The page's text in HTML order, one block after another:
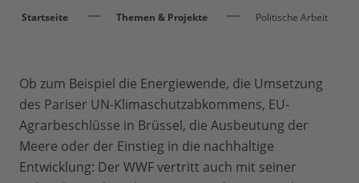
Startseite Themen & Projekte Politische Arbeit
Ob zum Beispiel die Energiewende, die Umsetzung
des Pariser UN-Klimaschutzabkommens, EU-
Agrarbeschlüsse in Brüssel, die Ausbeutung der
Meere oder der Einstieg in die nachhaltige
Entwicklung: Der WWF vertritt auch mit seiner